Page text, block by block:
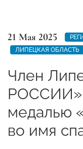
21 Мая 2025
ЛИПЕЦКАЯ ОБЛАСТЬ
Член
РОССИИ»
медалью
во имя